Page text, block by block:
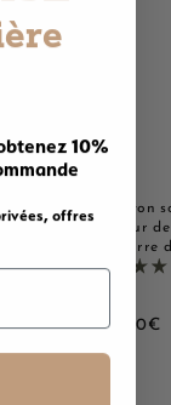
de
avis
Savon
Fleur
beurre
3,00€3
10%
offres